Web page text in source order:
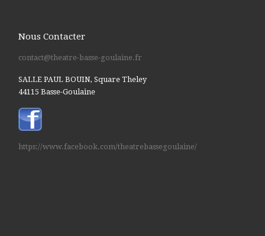
Nous Contacter
contact@theatre-basse-goulaine.fr
SALLE PAUL BOUIN, Square Theley
44115 Basse-Goulaine
https://www.facebook.com/theatrebassegoulaine/